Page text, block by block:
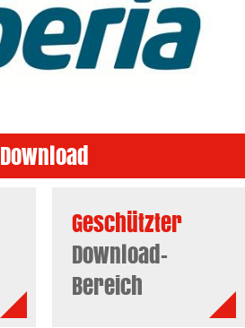
Download
Geschützter
Download-
Bereich